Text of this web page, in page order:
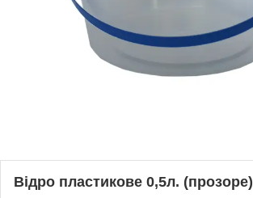
Відро пластикове 0,5л. (прозоре)